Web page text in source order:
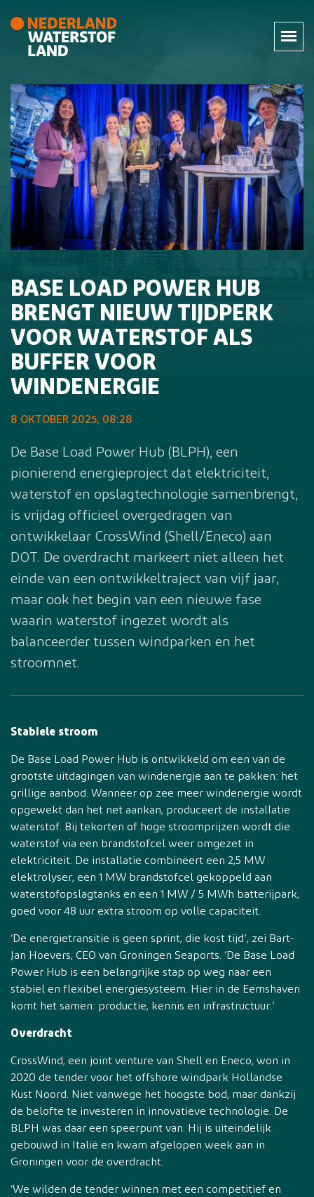
BASE LOAD POWER HUB
BRENGT NIEUW TIJDPERK
VOOR WATERSTOF ALS
BUFFER VOOR
WINDENERGIE
8 OKTOBER 2025, 08:28
De Base Load Power Hub (BLPH), een
pionierend energieproject dat elektriciteit,
waterstof en opslagtechnologie samenbrengt,
is vrijdag officieel overgedragen van
ontwikkelaar CrossWind (Shell/Eneco) aan
DOT. De overdracht markeert niet alleen het
einde van een ontwikkeltraject van vijf jaar,
maar ook het begin van een nieuwe fase
waarin waterstof ingezet wordt als
balanceerder tussen windparken en het
stroomnet.
Stabiele stroom
De Base Load Power Hub is ontwikkeld om een van de
grootste uitdagingen van windenergie aan te pakken: het
grillige aanbod. Wanneer op zee meer windenergie wordt
opgewekt dan het net aankan, produceert de installatie
waterstof. Bij tekorten of hoge stroomprijzen wordt die
waterstof via een brandstofcel weer omgezet in
elektriciteit. De installatie combineert een 2,5 MW
elektrolyser, een 1 MW brandstofcel gekoppeld aan
waterstofopslagtanks en een 1 MW / 5 MWh batterijpark,
goed voor 48 uur extra stroom op volle capaciteit.
‘De energietransitie is geen sprint, die kost tijd’, zei Bart-
Jan Hoevers, CEO van Groningen Seaports. ‘De Base Load
Power Hub is een belangrijke stap op weg naar een
stabiel en flexibel energiesysteem. Hier in de Eemshaven
komt het samen: productie, kennis en infrastructuur.’
Overdracht
CrossWind, een joint venture van Shell en Eneco, won in
2020 de tender voor het offshore windpark Hollandse
Kust Noord. Niet vanwege het hoogste bod, maar dankzij
de belofte te investeren in innovatieve technologie. De
BLPH was daar een speerpunt van. Hij is uiteindelijk
gebouwd in Italië en kwam afgelopen week aan in
Groningen voor de overdracht.
‘We wilden de tender winnen met een competitief en